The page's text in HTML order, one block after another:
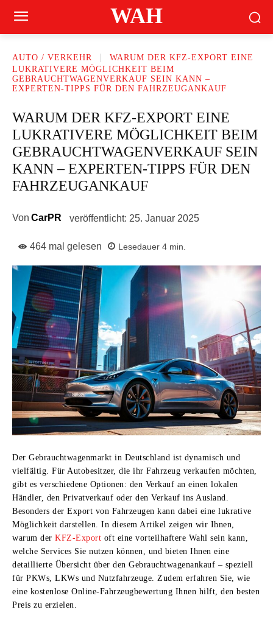
WAH
AUTO / VERKEHR
WARUM DER KFZ-EXPORT EINE
LUKRATIVERE MÖGLICHKEIT BEIM
GEBRAUCHTWAGENVERKAUF SEIN KANN –
EXPERTEN-TIPPS FÜR DEN FAHRZEUGANKAUF
WARUM DER KFZ-EXPORT EINE
LUKRATIVERE MÖGLICHKEIT BEIM
GEBRAUCHTWAGENVERKAUF SEIN
KANN – EXPERTEN-TIPPS FÜR DEN
FAHRZEUGANKAUF
Von CarPR veröffentlicht: 25. Januar 2025
464 mal gelesen Lesedauer 4 min.
Der Gebrauchtwagenmarkt in Deutschland ist dynamisch und
vielfältig. Für Autobesitzer, die ihr Fahrzeug verkaufen möchten,
gibt es verschiedene Optionen: den Verkauf an einen lokalen
Händler, den Privatverkauf oder den Verkauf ins Ausland.
Besonders der Export von Fahrzeugen kann dabei eine lukrative
Möglichkeit darstellen. In diesem Artikel zeigen wir Ihnen,
warum der KFZ-Export oft eine vorteilhaftere Wahl sein kann,
welche Services Sie nutzen können, und bieten Ihnen eine
detaillierte Übersicht über den Gebrauchtwagenankauf – speziell
für PKWs, LKWs und Nutzfahrzeuge. Zudem erfahren Sie, wie
eine kostenlose Online-Fahrzeugbewertung Ihnen hilft, den besten
Preis zu erzielen.